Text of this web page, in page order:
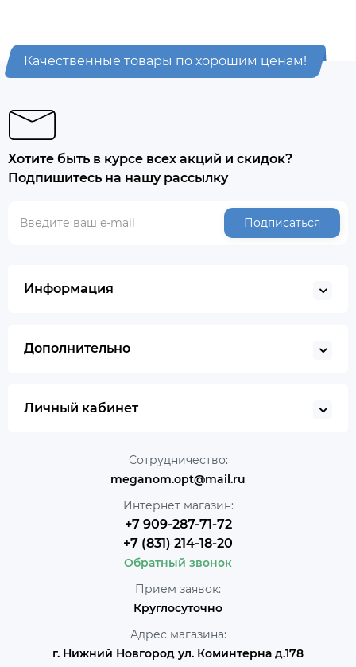
Качественные товары по хорошим ценам!
Хотите быть в курсе всех акций и скидок?
Подпишитесь на нашу рассылку
Подписаться
Информация
Дополнительно
Личный кабинет
Сотрудничество:
meganom.opt@mail.ru
Интернет магазин:
+7 909-287-71-72
+7 (831) 214-18-20
Обратный звонок
Прием заявок:
Круглосуточно
Адрес магазина:
г. Нижний Новгород ул. Коминтерна д.178